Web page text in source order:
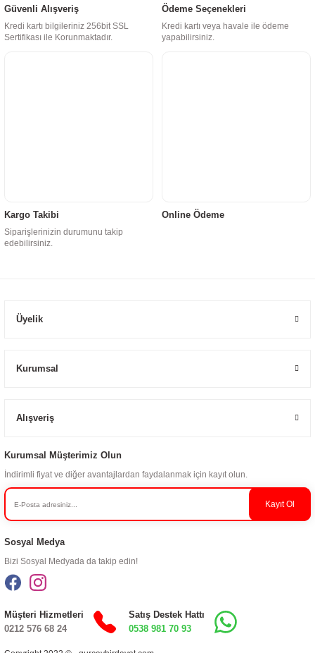
Güvenli Alışveriş
Kredi kartı bilgileriniz 256bit SSL
Sertifikası ile Korunmaktadır.
Ödeme Seçenekleri
Kredi kartı veya havale ile ödeme
yapabilirsiniz.
Kargo Takibi
Siparişlerinizin durumunu takip
edebilirsiniz.
Online Ödeme
Üyelik
Kurumsal
Alışveriş
Kurumsal Müşterimiz Olun
İndirimli fiyat ve diğer avantajlardan faydalanmak için kayıt olun.
Kayıt Ol
Sosyal Medya
Bizi Sosyal Medyada da takip edin!
Müşteri Hizmetleri
0212 576 68 24
Satış Destek Hattı
0538 981 70 93